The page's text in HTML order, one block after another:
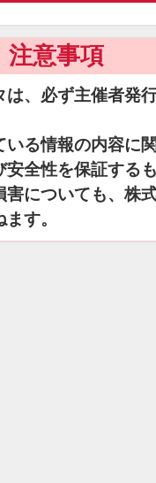
注意事項
、必ず主催者発
る情報の内容に
全性を保証する
についても、株
す。